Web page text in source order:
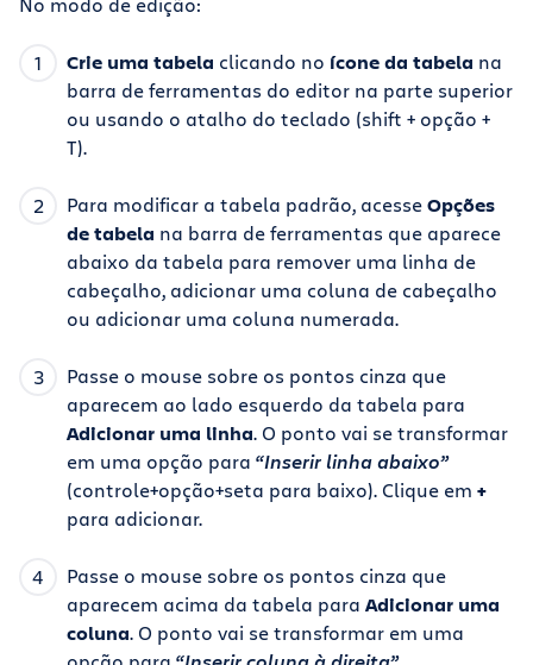
Crie uma tabela clicando no ícone da tabela na
barra de ferramentas do editor na parte superior
ou usando o atalho do teclado (shift + opção +
T).
Para modificar a tabela padrão, acesseOpções
de tabela na barra de ferramentas que aparece
abaixo da tabela para remover uma linha de
cabeçalho, adicionar uma coluna de cabeçalho
ou adicionar uma coluna numerada.
Passe o mouse sobre os pontos cinza que
aparecem ao lado esquerdo da tabela para
Adicionar uma linha. O ponto vai se transformar
em uma opção para “Inserir linha abaixo”
(controle+opção+seta para baixo). Clique em +
para adicionar.
Passe o mouse sobre os pontos cinza que
aparecem acima da tabela para Adicionar uma
coluna. O ponto vai se transformar em uma